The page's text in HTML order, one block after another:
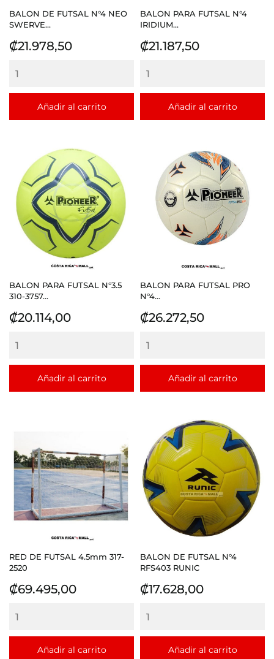
BALON DE FUTSAL N°4 NEO
SWERVE...
Precio
₡21.978,50
Añadir al carrito
BALON PARA FUTSAL N°4
IRIDIUM...
Precio
₡21.187,50
Añadir al carrito
BALON PARA FUTSAL N°3.5
310-3757...
Precio
₡20.114,00
Añadir al carrito
BALON PARA FUTSAL PRO
N°4...
Precio
₡26.272,50
Añadir al carrito
RED DE FUTSAL 4.5mm 317-
2520
Precio
₡69.495,00
Añadir al carrito
BALON DE FUTSAL N°4
RFS403 RUNIC
Precio
₡17.628,00
Añadir al carrito